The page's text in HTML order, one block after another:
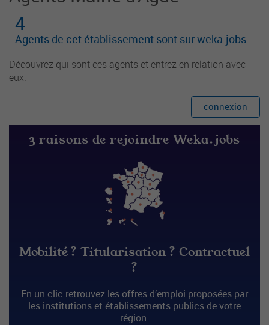
4
Agents de cet établissement sont sur weka.jobs
Découvrez qui sont ces agents et entrez en relation avec
eux.
connexion
3 raisons de rejoindre Weka.jobs
Mobilité ? Titularisation ? Contractuel
?
En un clic retrouvez les offres d’emploi proposées par
les institutions et établissements publics de votre
région.